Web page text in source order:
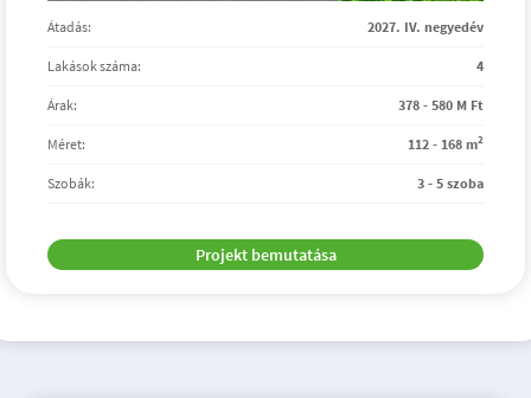
Átadás: 2027. IV. negyedév
Lakások száma: 4
Árak: 378 - 580 M Ft
Méret: 112 - 168 m2
Szobák: 3 - 5 szoba
Projekt bemutatása